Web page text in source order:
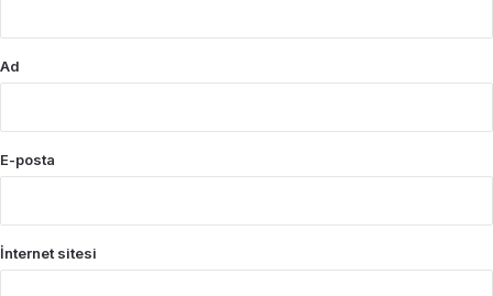
Ad
E-posta
İnternet sitesi